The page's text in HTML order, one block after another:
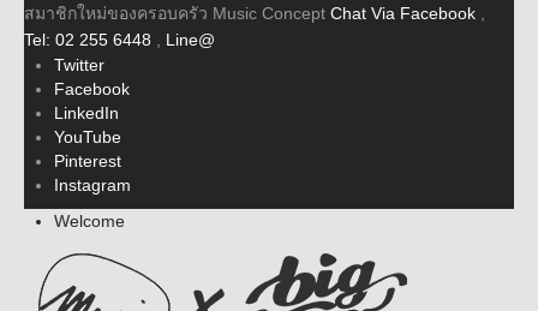
สมาชิกใหม่ของครอบครัว Music Concept Chat Via Facebook
Tel: 02 255 6448
Line@
Twitter
Facebook
LinkedIn
YouTube
Pinterest
Instagram
Welcome